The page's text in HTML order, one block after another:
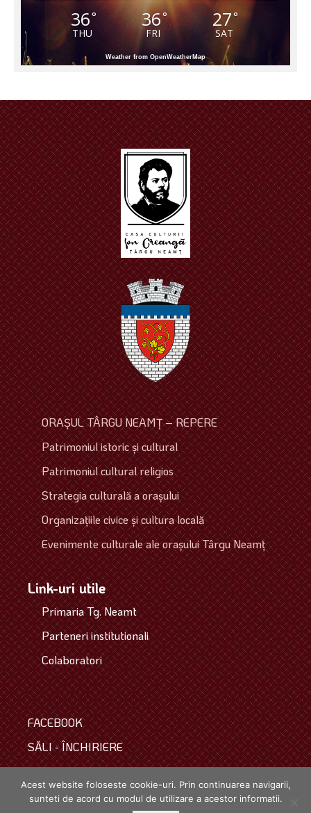
36°
THU
36°
FRI
27°
SAT
Weather from OpenWeatherMap
ORAŞUL TÂRGU NEAMŢ – REPERE
Patrimoniul istoric şi cultural
Patrimoniul cultural religios
Strategia culturală a oraşului
Organizaţiile civice şi cultura locală
Evenimente culturale ale oraşului Târgu Neamţ
Link-uri utile
Primaria Tg. Neamt
Parteneri institutionali
Colaboratori
FACEBOOK
SĂLI - ÎNCHIRIERE
COLECTIVUL
Copyright © 2021. Toate drepturile rezervate.powered by
Acest website foloseste cookie-uri. Prin continuarea navigarii,
sunteti de acord cu modul de utilizare a acestor informatii.